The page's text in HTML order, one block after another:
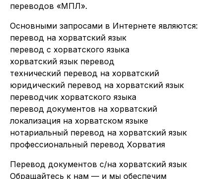
переводов «МПЛ».
Основными запросами в Интернете являются:
перевод на хорватский язык
перевод с хорватского языка
хорватский язык перевод
технический перевод на хорватский
юридический перевод на хорватский язык
переводчик хорватского языка
перевод документов на хорватский
локализация на хорватском языке
нотариальный перевод на хорватский язык
профессиональный перевод Хорватия
Перевод документов с/на хорватский язык
Обращайтесь к нам — и мы обеспечим